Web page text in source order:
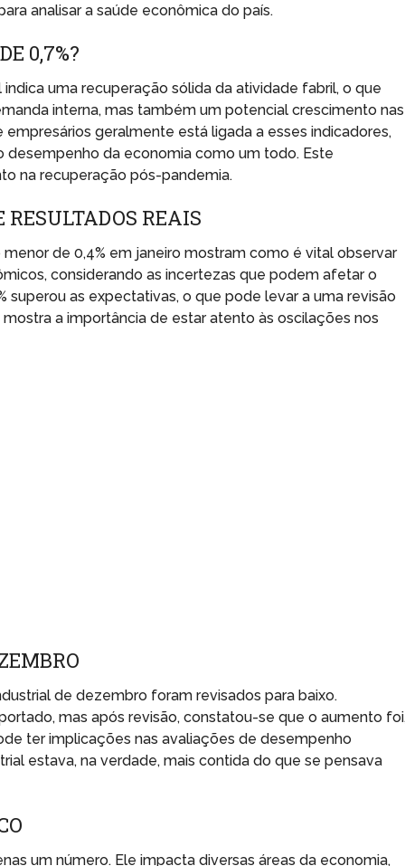
analisar a saúde econômica do país.
0,7%?
uma recuperação sólida da atividade fabril, o que
interna, mas também um potencial crescimento nas
geralmente está ligada a esses indicadores,
da economia como um todo. Este
na recuperação pós-pandemia.
REAIS
de 0,4% em janeiro mostram como é vital observar
considerando as incertezas que podem afetar o
superou as expectativas, o que pode levar a uma revisão
a importância de estar atento às oscilações nos
de dezembro foram revisados para baixo.
mas após revisão, constatou-se que o aumento
ter implicações nas avaliações de desempenho
estava, na verdade, mais contida do que se pensava
um número. Ele impacta diversas áreas da economia,